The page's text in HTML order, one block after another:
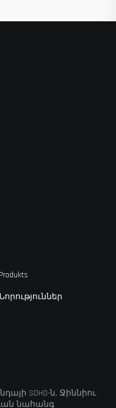
Produkts
SOHO-ն, Ջիննիու
նահանգ